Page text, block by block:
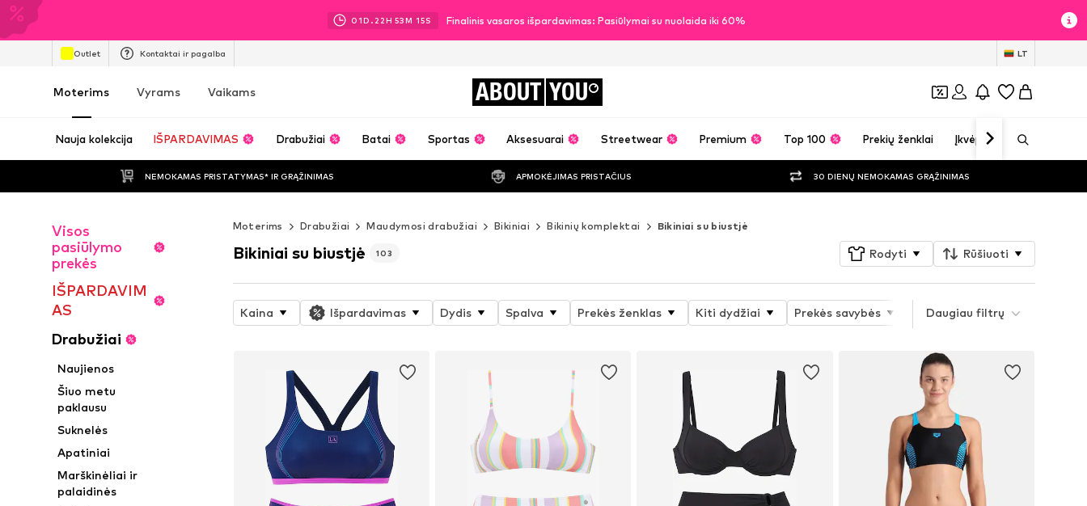
01D. 22H 53M 13S Finalinis vasaros išpardavimas: Pasiūlymai su nuolaida iki 60%
Outlet Kontaktai ir pagalba LT
Moterims Vyrams Vaikams ABOUT YOU
Nauja kolekcija IŠPARDAVIMAS Drabužiai Batai Sportas Aksesuarai Streetwear Premium Top 100 Prekių ženklai Įkvėpimas
NEMOKAMAS PRISTATYMAS* IR GRĄŽINIMAS APMOKĖJIMAS PRISTAČIUS 30 DIENŲ NEMOKAMAS GRĄŽINIMAS
Visos
pasiūlymo
prekės
IŠPARDAVIM
AS
Drabužiai
Naujienos
Šiuo metu
paklausu
Suknelės
Apatiniai
Marškinėliai ir
palaidinės
Moterims Drabužiai Maudymosi drabužiai Bikiniai Bikinių komplektai Bikiniai su biustjė
Bikiniai su biustjė 103 Rodyti Rūšiuoti
Kaina Išpardavimas Dydis Spalva Prekės ženklas Kiti dydžiai Prekės savybės Style Raštas
Daugiau filtrų